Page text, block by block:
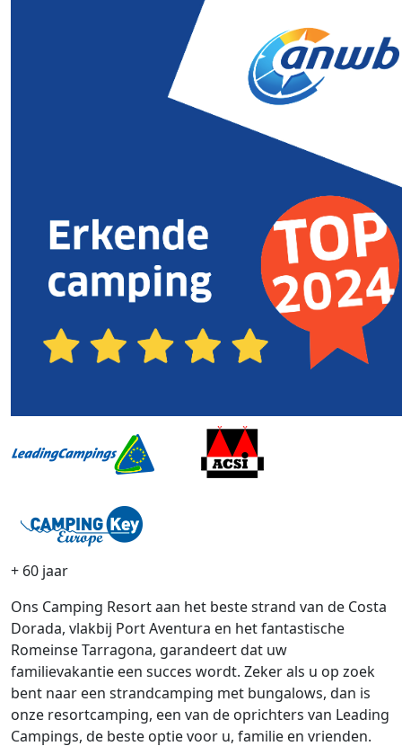
+ 60 jaar
Ons Camping Resort aan het beste strand van de Costa
Dorada, vlakbij Port Aventura en het fantastische
Romeinse Tarragona, garandeert dat uw
familievakantie een succes wordt. Zeker als u op zoek
bent naar een strandcamping met bungalows, dan is
onze resortcamping, een van de oprichters van Leading
Campings, de beste optie voor u, familie en vrienden.